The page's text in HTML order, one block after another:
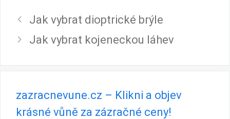
Jak vybrat dioptrické brýle
Jak vybrat kojeneckou láhev
zazracnevune.cz – Klikni a objev
krásné vůně za zázračné ceny!